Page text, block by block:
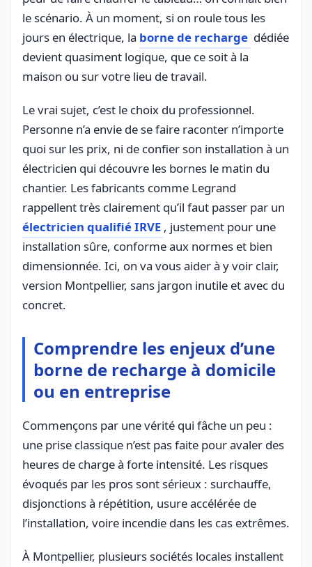
le scénario. À un moment, si on roule tous les
jours en électrique, la borne de recharge dédiée
devient quasiment logique, que ce soit à la
maison ou sur votre lieu de travail.
Le vrai sujet, c’est le choix du professionnel.
Personne n’a envie de se faire raconter n’importe
quoi sur les prix, ni de confier son installation à un
électricien qui découvre les bornes le matin du
chantier. Les fabricants comme Legrand
rappellent très clairement qu’il faut passer par un
électricien qualifié IRVE , justement pour une
installation sûre, conforme aux normes et bien
dimensionnée. Ici, on va vous aider à y voir clair,
version Montpellier, sans jargon inutile et avec du
concret.
Comprendre les enjeux d’une
borne de recharge à domicile
ou en entreprise
Commençons par une vérité qui fâche un peu :
une prise classique n’est pas faite pour avaler des
heures de charge à forte intensité. Les risques
évoqués par les pros sont sérieux : surchauffe,
disjonctions à répétition, usure accélérée de
l’installation, voire incendie dans les cas extrêmes.
À Montpellier, plusieurs sociétés locales installent